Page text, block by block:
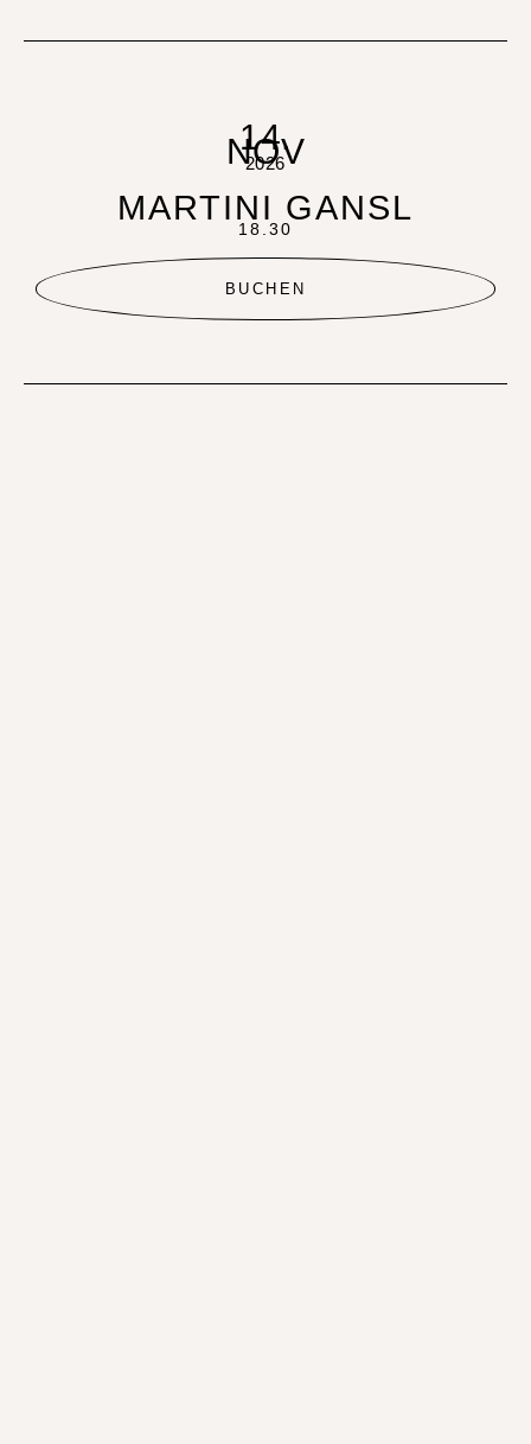
14.
NOV
2026
MARTINI GANSL
18.30
BUCHEN